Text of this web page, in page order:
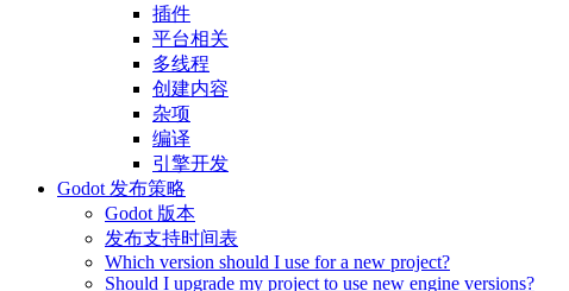
插件
平台相关
多线程
创建内容
杂项
编译
引擎开发
Godot 发布策略
Godot 版本
发布支持时间表
Which version should I use for a new project?
Should I upgrade my project to use new engine versions?